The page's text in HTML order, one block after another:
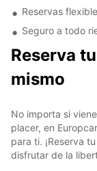
Reservas
Seguro a todo
Reserva
mismo
No importa si
placer, en
para ti. ¡Reserva
disfrutar de la